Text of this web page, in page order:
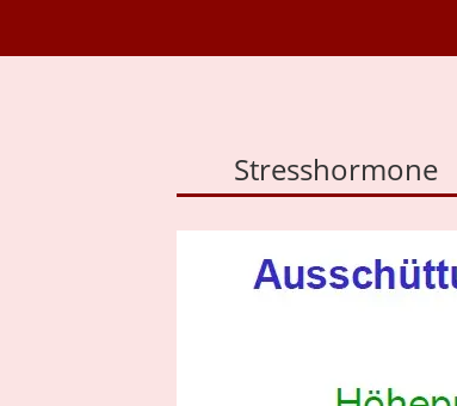
Stresshormone